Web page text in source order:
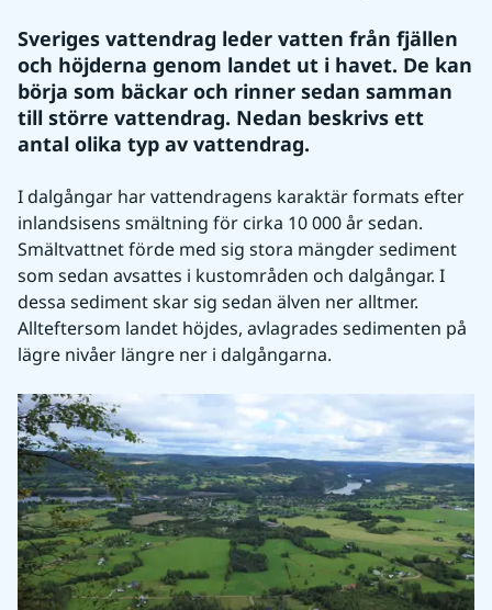
Sveriges vattendrag leder vatten från fjällen
och höjderna genom landet ut i havet. De kan
börja som bäckar och rinner sedan samman
till större vattendrag. Nedan beskrivs ett
antal olika typ av vattendrag.
I dalgångar har vattendragens karaktär formats efter
inlandsisens smältning för cirka 10 000 år sedan.
Smältvattnet förde med sig stora mängder sediment
som sedan avsattes i kustområden och dalgångar. I
dessa sediment skar sig sedan älven ner alltmer.
Allteftersom landet höjdes, avlagrades sedimenten på
lägre nivåer längre ner i dalgångarna.